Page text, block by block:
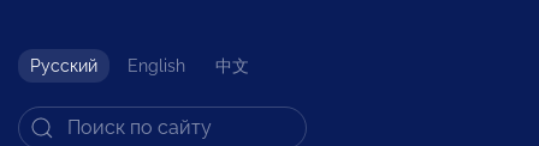
Русский English 中文